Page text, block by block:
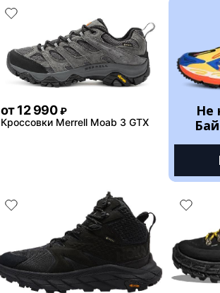
от12 990 ₽
Кроссовки Merrell Moab 3 GTX
Не